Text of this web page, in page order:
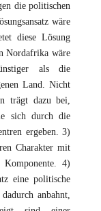
die politischen
wäre
diese Lösung
Nordafrika wäre
als die
Land. Nicht
trägt dazu bei,
sich durch die
ergeben. 3)
Charakter mit
Komponente. 4)
eine politische
anbahnt,